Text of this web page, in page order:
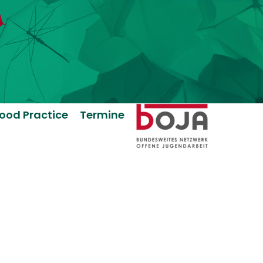
Practice Termine